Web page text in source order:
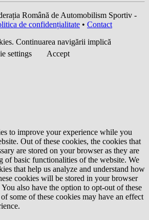
Română de Automobilism Sportiv -
de confidențialitate • Contact
Continuarea navigării implică
settings Accept
to improve your experience while you
Out of these cookies, the cookies that
are stored on your browser as they are
of basic functionalities of the website. We
that help us analyze and understand how
cookies will be stored in your browser
also have the option to opt-out of these
some of these cookies may have an effect